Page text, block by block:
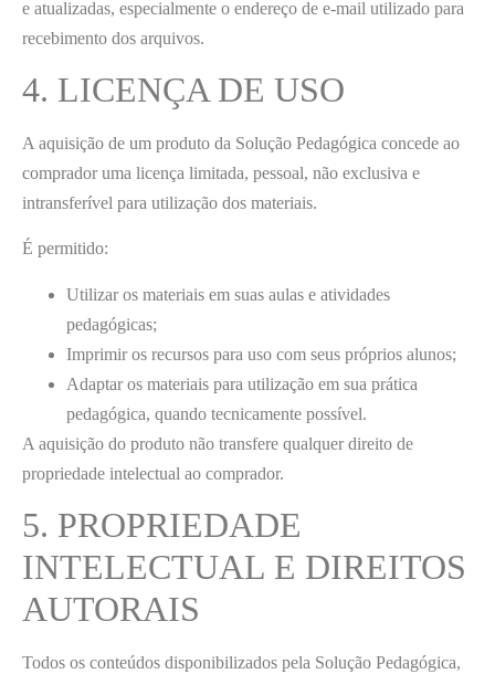
e atualizadas, especialmente o endereço de e-mail utilizado para
recebimento dos arquivos.
4. LICENÇA DE USO
A aquisição de um produto da Solução Pedagógica concede ao
comprador uma licença limitada, pessoal, não exclusiva e
intransferível para utilização dos materiais.
É permitido:
Utilizar os materiais em suas aulas e atividades
pedagógicas;
Imprimir os recursos para uso com seus próprios alunos;
Adaptar os materiais para utilização em sua prática
pedagógica, quando tecnicamente possível.
A aquisição do produto não transfere qualquer direito de
propriedade intelectual ao comprador.
5. PROPRIEDADE
INTELECTUAL E DIREITOS
AUTORAIS
Todos os conteúdos disponibilizados pela Solução Pedagógica,